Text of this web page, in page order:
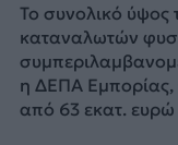
Το συνολικό ύψος
καταναλωτών
η ΔΕΠΑ Εμπορίας,
από 63 εκατ. ευρώ